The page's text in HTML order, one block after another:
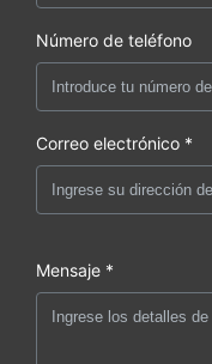
Número de teléfono
Correo electrónico *
Mensaje *